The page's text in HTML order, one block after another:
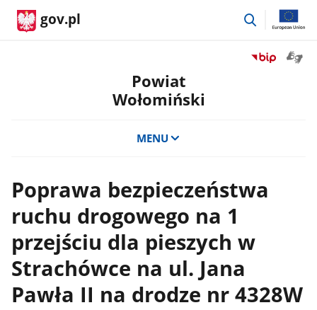
gov.pl
przejdź
Przejdź
Powiat
Wołomiński
MENU
Poprawa bezpieczeństwa
ruchu drogowego na 1
przejściu dla pieszych w
Strachówce na ul. Jana
Pawła II na drodze nr 4328W